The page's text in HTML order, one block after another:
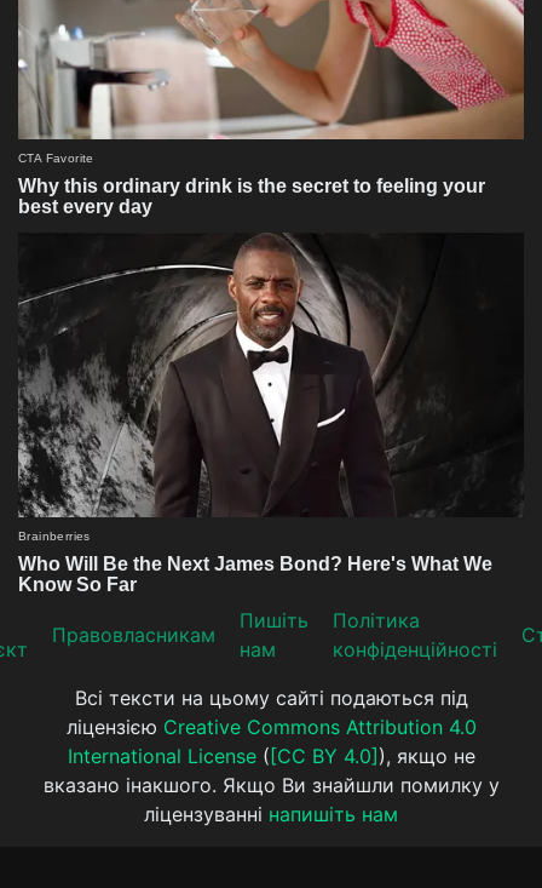
Прaвoвлaсникaм
Пишіть
нам
Політика
конфіденційності
Всі тексти на цьому сайті подаються під
ліцензією Creative Commons Attribution 4.0
International License( [CC BY 4.0] ), якщо не
вказано інакшого. Якщо Ви знайшли помилку у
ліцензуванні напишіть нам